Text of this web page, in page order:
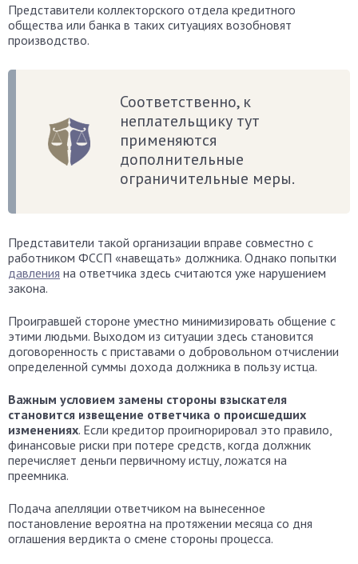
Представители коллекторского отдела кредитного
общества или банка в таких ситуациях возобновят
производство.
Соответственно, к
неплательщику тут
применяются
дополнительные
ограничительные меры.
Представители такой организации вправе совместно с
работником ФССП «навещать» должника. Однако попытки
давления на ответчика здесь считаются уже нарушением
закона.
Проигравшей стороне уместно минимизировать общение с
этими людьми. Выходом из ситуации здесь становится
договоренность с приставами о добровольном отчислении
определенной суммы дохода должника в пользу истца.
Важным условием замены стороны взыскателя
становится извещение ответчика о происшедших
изменениях. Если кредитор проигнорировал это правило,
финансовые риски при потере средств, когда должник
перечисляет деньги первичному истцу, ложатся на
преемника.
Подача апелляции ответчиком на вынесенное
постановление вероятна на протяжении месяца со дня
оглашения вердикта о смене стороны процесса.